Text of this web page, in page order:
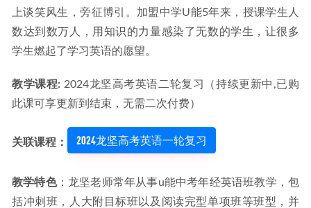
上谈笑风生，旁征博引。加盟中学U能5年来，授课学生人
数达到数万人，用知识的力量感染了无数的学生，让很多
学生燃起了学习英语的愿望。
教学课程: 2024龙坚高考英语二轮复习（持续更新中,已购
此课可享更新到结束，无需二次付费）
关联课程： 2024龙坚高考英语一轮复习
教学特色：龙坚老师常年从事u能中考年经英语班教学，包
括冲刺班，人大附目标班以及阅读完型单项班等班型，并